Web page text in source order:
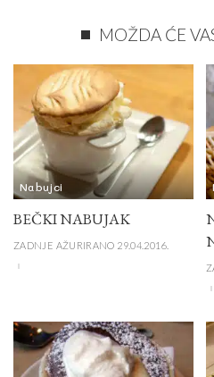
MOŽDA ĆE
Nabujci
BEČKI NABUJAK
ZADNJE AŽURIRANO 29.04.2016.